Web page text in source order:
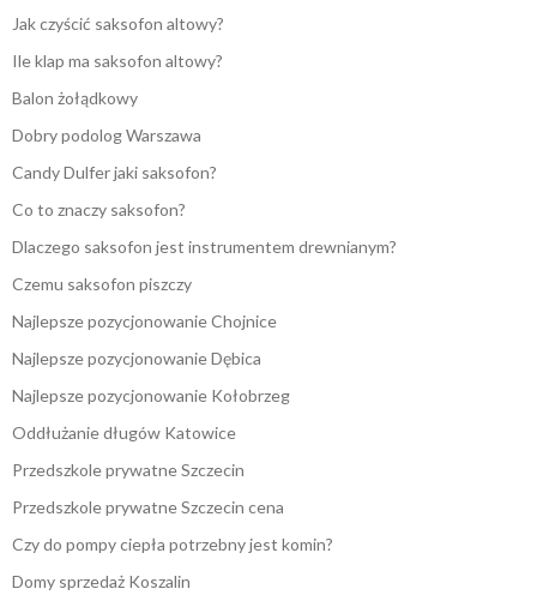
Jak czyścić saksofon altowy?
Ile klap ma saksofon altowy?
Balon żołądkowy
Dobry podolog Warszawa
Candy Dulfer jaki saksofon?
Co to znaczy saksofon?
Dlaczego saksofon jest instrumentem drewnianym?
Czemu saksofon piszczy
Najlepsze pozycjonowanie Chojnice
Najlepsze pozycjonowanie Dębica
Najlepsze pozycjonowanie Kołobrzeg
Oddłużanie długów Katowice
Przedszkole prywatne Szczecin
Przedszkole prywatne Szczecin cena
Czy do pompy ciepła potrzebny jest komin?
Domy sprzedaż Koszalin